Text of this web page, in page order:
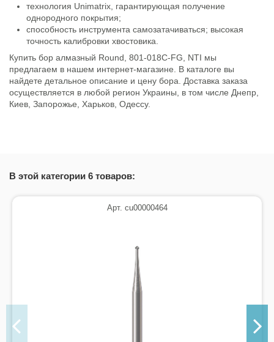
технология Unimatrix, гарантирующая получение
однородного покрытия;
способность инструмента самозатачиваться; высокая
точность калибровки хвостовика.
Купить бор алмазный Round, 801-018C-FG, NTI мы
предлагаем в нашем интернет-магазине. В каталоге вы
найдете детальное описание и цену бора. Доставка заказа
осуществляется в любой регион Украины, в том числе Днепр,
Киев, Запорожье, Харьков, Одессу.
В этой категории 6 товаров:
Арт. cu00000464